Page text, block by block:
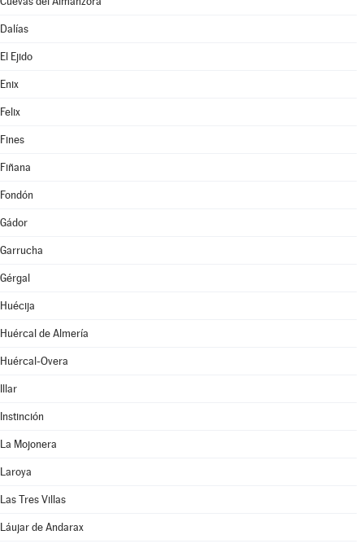
Dalías
El Ejido
Enix
Felix
Fines
Fiñana
Fondón
Gádor
Garrucha
Gérgal
Huécija
Huércal de Almería
Huércal-Overa
Illar
Instinción
La Mojonera
Laroya
Las Tres Villas
Láujar de Andarax